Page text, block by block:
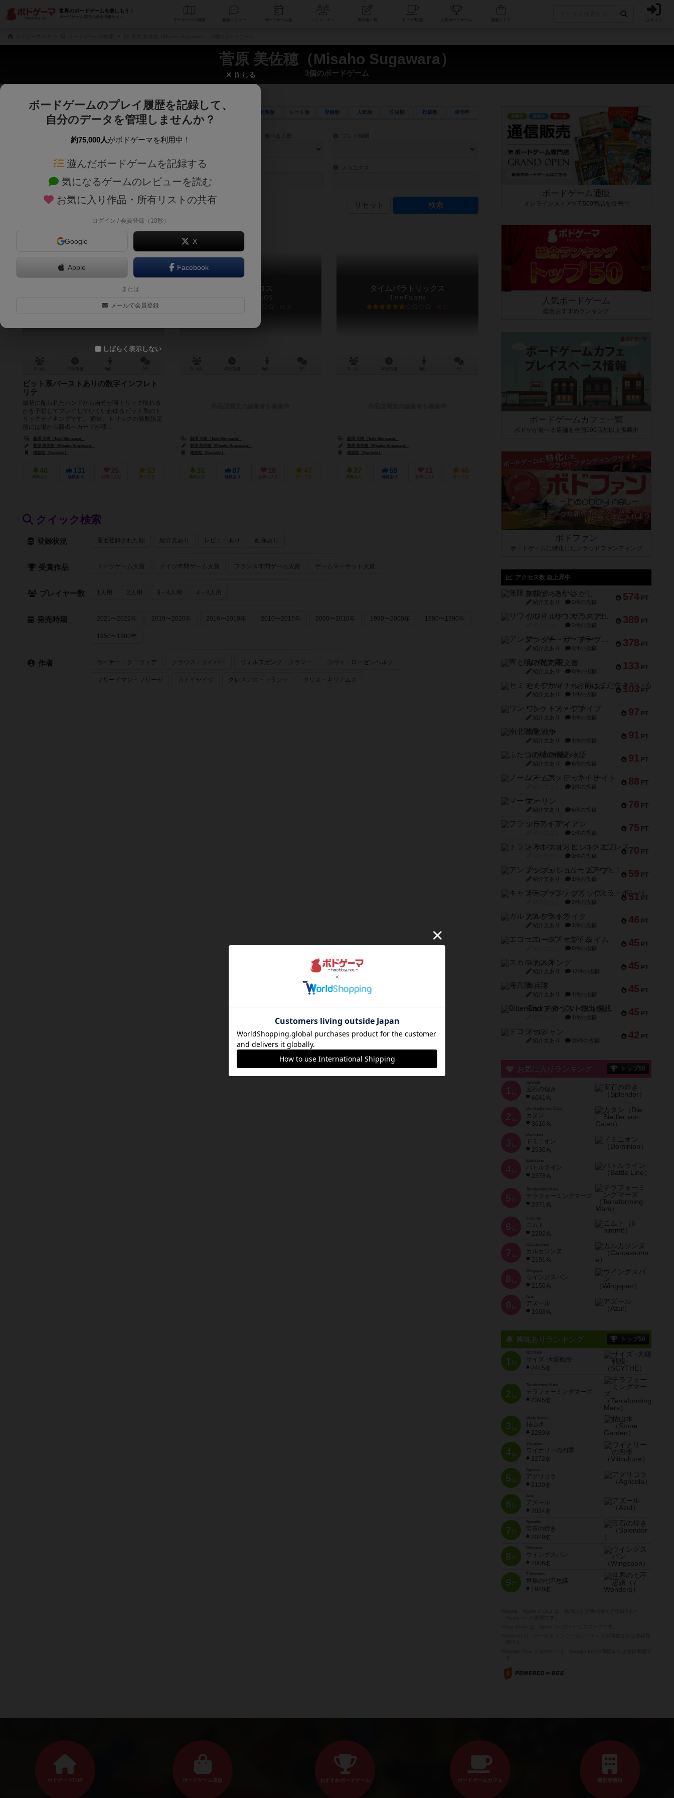
世界のボードゲームを楽しもう！
ボードゲーム専門の総合情報サイト
データベース コミュニティ 人気ボードゲーム ログイン
菅原 美佐穂（Misaho Sugawara）
3個のボードゲーム
じっくり表示 更新順 レート順 登録順 人気順 注目順 投稿数 発売年
商品名、商品説明文、デザイナー名、テーマ名、メカニクス名を対象にフリーワード検索ができます。
ゲームデザイナー名を指定して検索できます。
ゲームデザイナー 目安となる所要時間を指定することができます。マニュアルを読む時間や参加者へのルール説明時間は含まれていないため、初めて
対象年齢を指定します。 世界観や登場人物などモチーフ・ストーリーを指定することができます。直感的にゲームシステムを理解できるよう、中世ファンタジー・クッキング・海賊同士の対決など、ゲームコンセプトを絞
テーマ/フレーバー ゲーム性を構成するコアシステムです。主にボードゲームに慣れている方向けの絞込機能です。例えば「ダイスロール」はランダ
リセット
ジンバブエトリック
6.1
ビット系バーストありの数字インフレト
リテ
最初に配られたハンドから自分が何トリック取れる
かを予想してプレイしていくいわゆるビット系のト
リックテイキングです。 通常、トリックの勝敗決定
後には場から勝者へカードが移...
新澤 大樹（Taiki Shinzawa）
菅原 美佐穂（Misaho Sugawara）
倦怠期（Kentaiki）
46
興味あり
131
経験あり
25
お気に入り
53
持ってる
サーオボロス
SUROBORUOS
6.3
新澤 大樹（Taiki Shinzawa）
菅原 美佐穂（Misaho Sugawara）
倦怠期（Kentaiki）
31
興味あり
87
経験あり
18
お気に入り
47
持ってる
タイムパラトリックス
Time Palatrix
6.1
新澤 大樹（Taiki Shinzawa）
菅原 美佐穂（Misaho Sugawara）
倦怠期（Kentaiki）
27
興味あり
59
経験あり
11
お気に入り
46
持ってる
クイック検索
登録状況 最近登録された順 紹介文あり レビューあり 画像あり
受賞作品 ドイツゲーム大賞 ドイツ年間ゲーム大賞 フランス年間ゲーム大賞 ゲームマーケット大賞
プレイヤー数 1人用 2人用 3～4人用 4～8人用
発売時期 2021〜2022年 2019〜2020年 2016〜2018年 2010〜2015年 2000〜2010年 1990〜2000年 1980〜1990年
1950〜1980年
作者 ライナー・クニツィア クラウス・トイバー ヴォルフガング・クラマー ウヴェ・ローゼンベルク
フリードマン・フリーゼ カナイセイジ クレメンス・フランツ クリス・キリアムス
ボードゲーム通販
オンラインストアで7,500商品を販売中
人気ボードゲーム
総合おすすめランキング
ボードゲームカフェ一覧
ボドゲが遊べる店舗を全国500店舗以上掲載中
ボドファン
ボードゲームに特化したクラウドファンディング
アクセス数 急上昇中
574 PT
無限まちがいさがし
紹介文あり 2件の投稿
389 PT
リワイルド：サウスアメリカ
2件の投稿
378 PT
アンダー・ザ・テーブラー
紹介文あり 1件の投稿
133 PT
宵と暁の呪文書
紹介文あり 8件の投稿
103 PT
セミファイナル ～お前はまだ生きている～
紹介文あり 1件の投稿
97 PT
ワン・トゥ・ファイブ
紹介文あり 1件の投稿
91 PT
南北戦争
紹介文あり 1件の投稿
91 PT
ふたつの城の物語
紹介文あり 6件の投稿
88 PT
ノームズ・アット・ナイト
1件の投稿
76 PT
マーリン
紹介文あり 6件の投稿
75 PT
フラットアイアン
2件の投稿
70 PT
トランスオリエント・エクスプレス
1件の投稿
59 PT
アンブッシュ！：ムーブアウト！
紹介文あり 1件の投稿
51 PT
キャプテン・フリップ：イスラ・ボンバ
2件の投稿
46 PT
ガルフストライク
紹介文あり 1件の投稿
45 PT
エコーズ・オブ・タイム
8件の投稿
45 PT
スカルキング
紹介文あり 12件の投稿
45 PT
海兵隊
紹介文あり 1件の投稿
45 PT
Bitter End ブタペスト救出作戦
1件の投稿
42 PT
ドコジャン
紹介文あり 10件の投稿
お気に入りランキング トップ50
1 位
宝石の煌き
4041名
2 位
Die Siedler von Catan
カタン
3616名
3 位
ドミニオン
2530名
4位
Battle Line
バトルライン
2378名
5 位
Terraforming Mars
テラフォーミングマーズ
2371名
6 位
ニムト
2202名
7 位
Carcassonne
カルカソンヌ
2191名
8 位
Wingspan
ウイングスパン
2150名
9 位
Azul
アズール
1903名
興味ありランキング トップ50
1位
SCYTHE
サイズ -大鎌戦役-
2415名
2位
Terraforming Mars
テラフォーミングマーズ
2395名
3位
Stone Garden
枯山水
2280名
4位
Viticulture
ワイナリーの四季
2272名
5位
Agricola
アグリコラ
2120名
6位
Azul
アズール
2034名
7位
宝石の煌き
2029名
8位
Wingspan
ウイングスパン
2006名
9位
7 Wonders
世界の七不思議
1920名
閉じる
ボードゲームのプレイ履歴を記録して、
自分のデータを管理しませんか？
約75,000人がボドゲーマを利用中！
遊んだボードゲームを記録する
気になるゲームのレビューを読む
お気に入り作品・所有リストの共有
ログイン / 会員登録（10秒）
Google X
Apple Facebook
または
メールで会員登録
しばらく表示しない
ボドゲーマTOP ボードゲーム通販 おすすめボードゲーム ボードゲームカフェ 運営者情報